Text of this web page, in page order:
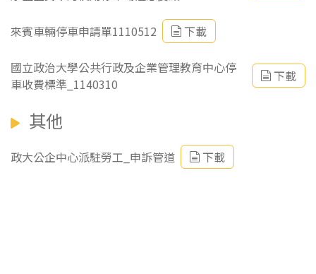
來賓車輛停車申請單1110512 下載
國立政治大學公共行政及企業管理教育中心停
車收費標準_1140310
下載
其他
政大公企中心派駐勞工_申訴管道 下載